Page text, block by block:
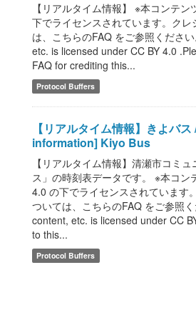
【リアルタイム情報】 ※本コンテ
下でライセンスされています。クレ
は、こちらのFAQ をご参照くださ
etc. is licensed under CC BY 4.0
FAQ for crediting this...
Protocol Buffers
【リアルタイム情報】きよバ
information] Kiyo Bus
【リアルタイム情報】清瀬市コミ
ス」の時刻表データです。 ※本コン
4.0 の下でライセンスされています
ついては、こちらのFAQ をご参照
content, etc. is licensed under CC
to this...
Protocol Buffers